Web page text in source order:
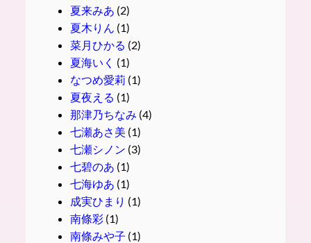
夏来みあ (2)
夏木りん (1)
菜月ひかる (2)
夏海いく (1)
なつめ愛莉 (1)
夏夜える (1)
那津乃ちなみ (4)
七瀬あさ美 (1)
七瀬シノン (3)
七碧のあ (1)
七海ゆあ (1)
成実ひまり (1)
南條彩(1)
南條みや子 (1)